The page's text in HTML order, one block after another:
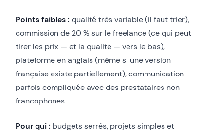
Points faibles : qualité très variable (il faut trier),
commission de 20 % sur le freelance (ce qui peut
tirer les prix — et la qualité — vers le bas),
plateforme en anglais (même si une version
française existe partiellement), communication
parfois compliquée avec des prestataires non
francophones.
Pour qui : budgets serrés, projets simples et